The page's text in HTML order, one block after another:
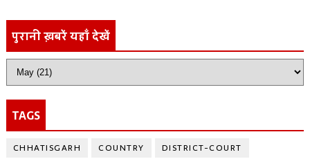
पुरानी ख़बरें यहाँ देखें
TAGS
CHHATISGARH COUNTRY DISTRICT-COURT